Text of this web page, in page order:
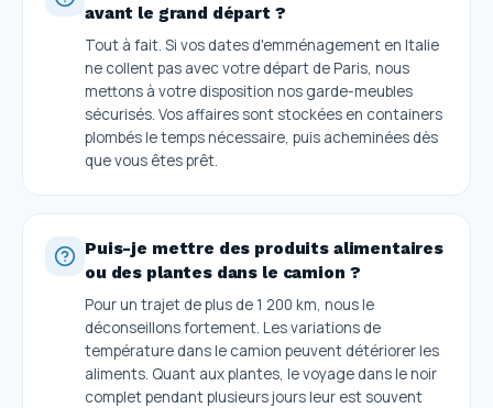
avant le grand départ ?
Tout à fait. Si vos dates d'emménagement en Italie
ne collent pas avec votre départ de Paris, nous
mettons à votre disposition nos garde-meubles
sécurisés. Vos affaires sont stockées en containers
plombés le temps nécessaire, puis acheminées dès
que vous êtes prêt.
Puis-je mettre des produits alimentaires
ou des plantes dans le camion ?
Pour un trajet de plus de 1 200 km, nous le
déconseillons fortement. Les variations de
température dans le camion peuvent détériorer les
aliments. Quant aux plantes, le voyage dans le noir
complet pendant plusieurs jours leur est souvent